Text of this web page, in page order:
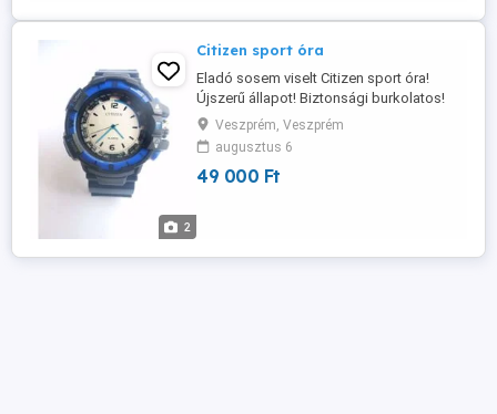
2
Citizen sport óra
Eladó sosem viselt Citizen sport óra!
Újszerű állapot! Biztonsági burkolatos!
53mm-es korona átmérő! Ritkaság!
Veszprém, Veszprém
augusztus 6
49 000 Ft